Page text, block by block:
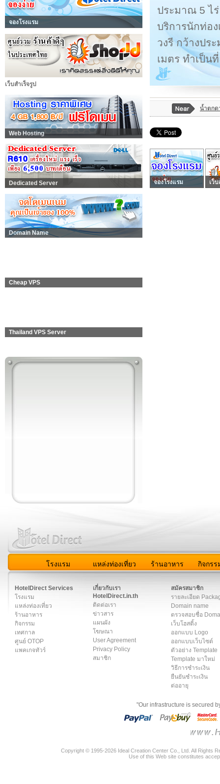
จองโรงแรม
เว็บสำเร็จรูป
Web Hosting
Dedicated Server
Domain Name
Cheap VPS
Thailand VPS Server
ประมาณ 5 ไ
บริการนักท่อ
วงรี กว้างปร
เมตร ทำเป็น
น้ำตกด
จองโรงแรม เว็
โรงแรม แหล่งท่องเที่ยว ร้านอาหาร กิจกรร
HotelDirect Services
โรงแรม
แหล่งท่องเที่ยว
ร้านอาหาร
กิจกรรม
เทศกาล
ศูนย์ OTOP
แพคเกจทัวร์
เกี่ยวกับเรา
HotelDirect.in.th
ติดต่อเรา
ข่าวสาร
แผนผัง
โฆษณา
User Agreement
Privacy Policy
สมาชิก
สมัครสมาชิก
รายละเอียด
Domain name
ตรวจสอบชื่อ
เว็บโฮสติ้ง
ออกแบบ Logo
ออกแบบเว็บไซต์
ตัวอย่าง Template
Template มาใหม่
วิธีการชำระเงิน
ยืนยันชำระเงิน
ต่ออายุ
"Our infrastructure is secured
Copyright © 1995-2026 Ideal Creation Center Co., Ltd. All Rights
Use of this Web site constitutes